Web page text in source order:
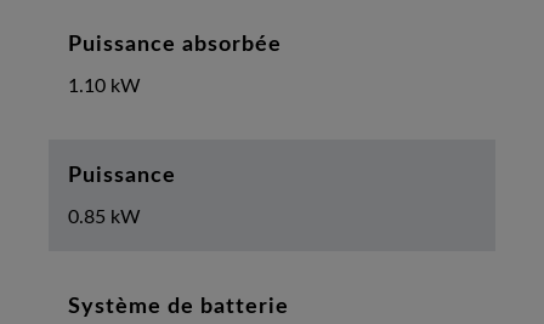
Puissance absorbée
1.10 kW
Puissance
0.85 kW
Système de batterie